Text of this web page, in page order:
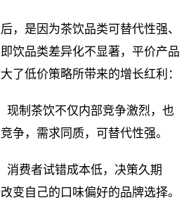
，是因为茶饮品类可替代性强、
饮品类差异化不显著，平价产品
了低价策略所带来的增长红利：
现制茶饮不仅内部竞争激烈，也
争，需求同质，可替代性强。
消费者试错成本低，决策久期
变自己的口味偏好的品牌选择。